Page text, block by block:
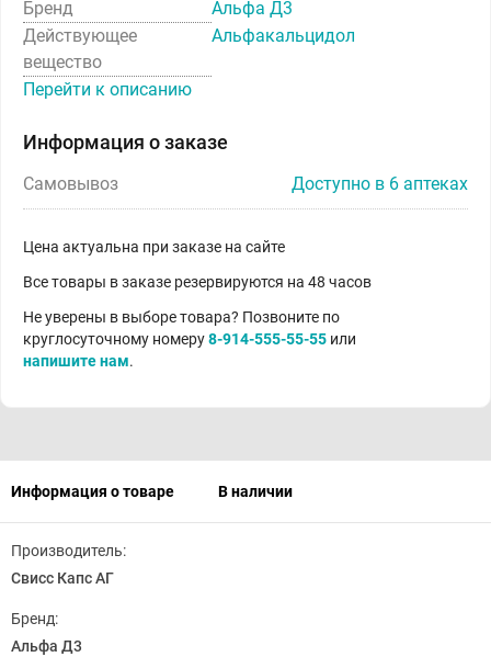
Бренд
Альфа Д3
Действующее
вещество
Альфакальцидол
Перейти к описанию
Информация о заказе
Самовывоз Доступно в 6 аптеках
Цена актуальна при заказе на сайте
Все товары в заказе резервируются на 48 часов
Не уверены в выборе товара? Позвоните по
круглосуточному номеру8-914-555-55-55 или
напишите нам.
Информация о товаре В наличии
Производитель:
Свисс Капс АГ
Бренд:
Альфа Д3